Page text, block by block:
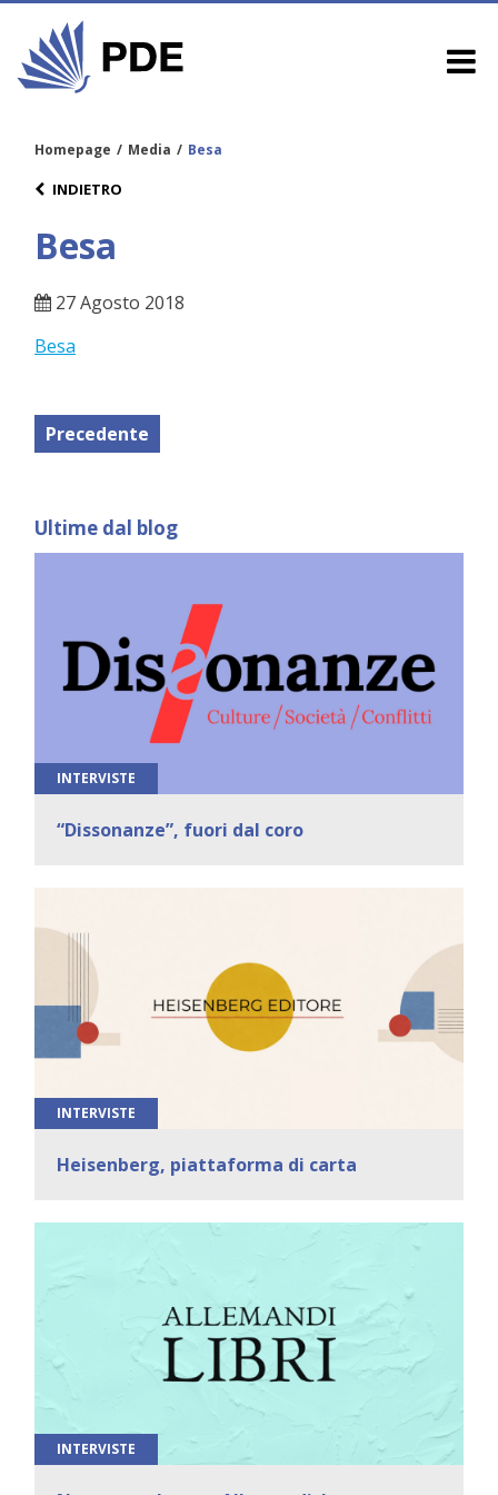
Homepage / Media / Besa
INDIETRO
Besa
27 Agosto 2018
Besa
Precedente
Ultime dal blog
INTERVISTE
“Dissonanze”, fuori dal coro
INTERVISTE
Heisenberg, piattaforma di carta
INTERVISTE